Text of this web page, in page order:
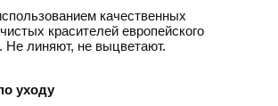
качественных
красителей европейского
Не линяют, не выцветают.
уходу